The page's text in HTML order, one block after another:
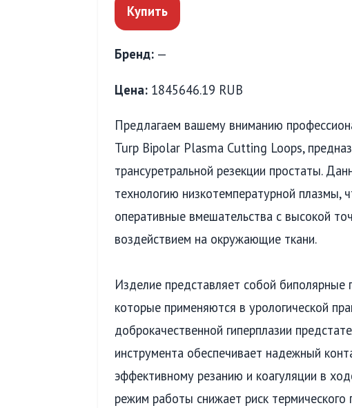
Купить
Бренд: —
Цена: 1845646.19 RUB
Предлагаем вашему вниманию
Turp Bipolar Plasma Cutting Loops,
трансуретральной резекции простаты.
технологию низкотемпературной плазмы,
оперативные вмешательства с высокой
воздействием на окружающие ткани.
Изделие представляет собой биполярные
которые применяются в урологической
доброкачественной гиперплазии
инструмента обеспечивает надежный
эффективному резанию и коагуляции в
режим работы снижает риск